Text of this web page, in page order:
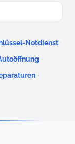
Notdienst ·
·
·